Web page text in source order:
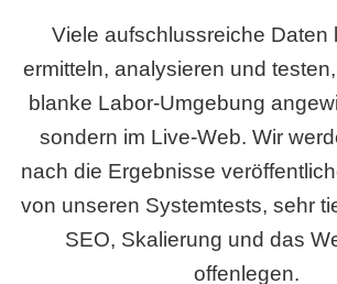
Viele aufschlussreiche Daten
ermitteln, analysieren und
blanke Labor-Umgebung
sondern im Live-Web. Wir
nach die Ergebnisse
von unseren Systemtests, sehr
SEO, Skalierung und das
offenlegen.